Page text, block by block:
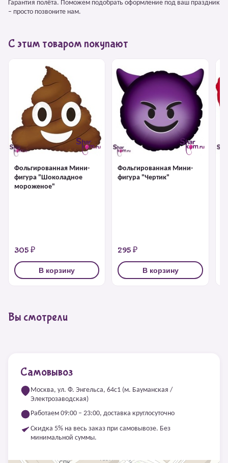
Гарантия полёта. Поможем подобрать оформление под ваш праздник
– просто позвоните нам.
С этим товаром покупают
Фольгированная Мини-
фигура "Шоколадное
мороженое"
305 ₽
В корзину
Фольгированная Мини-
фигура "Чертик"
295 ₽
В корзину
Вы смотрели
Самовывоз
Москва, ул. Ф. Энгельса, 64с1 (м. Бауманская /
Электрозаводская)
Работаем 09:00 – 23:00, доставка круглосуточно
Скидка 5% на весь заказ при самовывозе. Без
минимальной суммы.